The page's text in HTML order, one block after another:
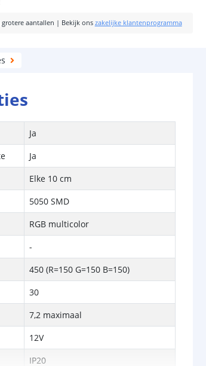
grotere aantallen | Bekijk ons zakelijke klantenprogramma
Ja
Ja
Elke 10 cm
5050 SMD
RGB multicolor
-
450 (R=150 G=150 B=150)
30
7,2 maximaal
12V
IP20